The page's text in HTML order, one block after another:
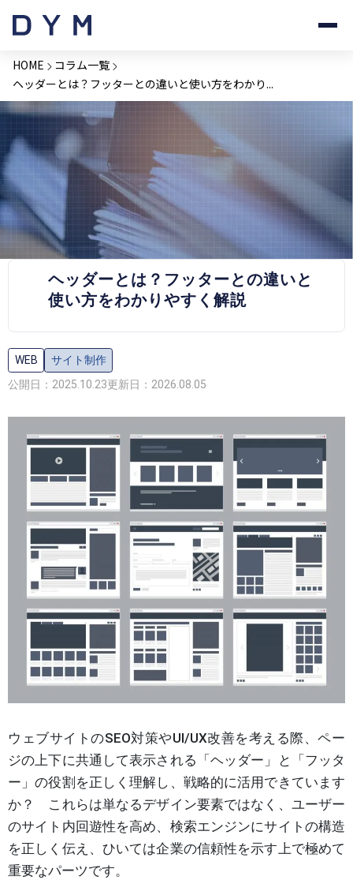
HOME
コラム一覧
ヘッダーとは？フッターとの違いと使い方をわかり...
PRESS RELEASE
ヘッダーとは？フッターとの違いと
使い方をわかりやすく解説
WEB
サイト制作
公開日：2025.10.23更新日：2026.08.05
ウェブサイトのSEO対策やUI/UX改善を考える際、ペー
ジの上下に共通して表示される「ヘッダー」と「フッタ
ー」の役割を正しく理解し、戦略的に活用できています
か？ これらは単なるデザイン要素ではなく、ユーザー
のサイト内回遊性を高め、検索エンジンにサイトの構造
を正しく伝え、ひいては企業の信頼性を示す上で極めて
重要なパーツです。